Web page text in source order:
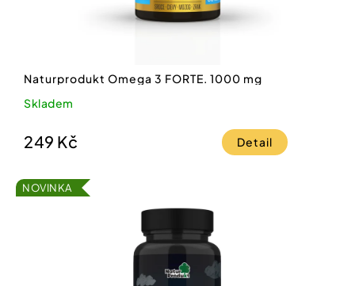
Naturprodukt Omega 3 FORTE. 1000 mg
Skladem
249 Kč Detail
NOVINKA